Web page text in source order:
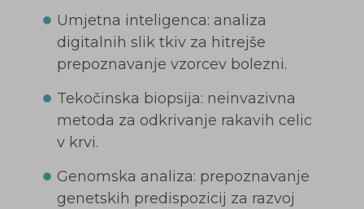
Umjetna inteligenca: analiza
digitalnih slik tkiv za hitrejše
prepoznavanje vzorcev bolezni.
Tekočinska biopsija: neinvazivna
metoda za odkrivanje rakavih celic
v krvi.
Genomska analiza: prepoznavanje
genetskih predispozicij za razvoj